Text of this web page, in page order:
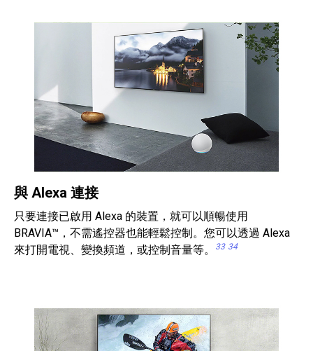
與 Alexa 連接
只要連接已啟用 Alexa 的裝置，就可以順暢使用
BRAVIA™，不需遙控器也能輕鬆控制。您可以透過 Alexa
來打開電視、變換頻道，或控制音量等。
33 34